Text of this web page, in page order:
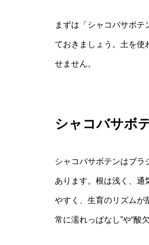
まずは「シャコバサボテ
ておきましょう。土を使
せません。
シャコバサボ
シャコバサボテンはブラ
あります。根は浅く、通
やすく、生育のリズムが
常に濡れっぱなし”や“酸